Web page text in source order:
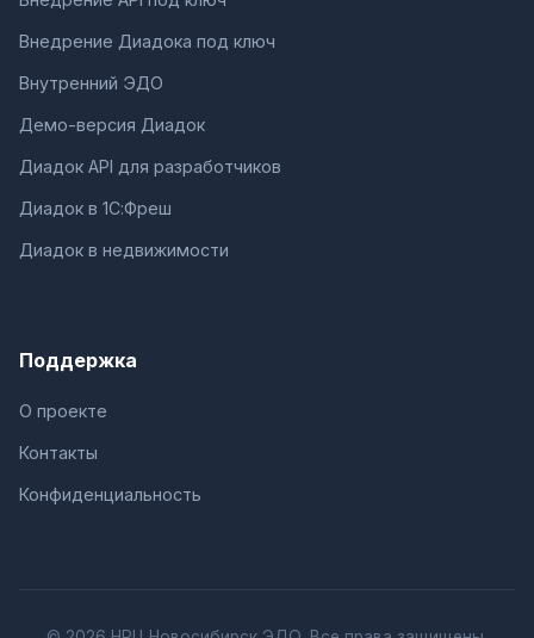
Внедрение Диадока под ключ
Внутренний ЭДО
Демо-версия Диадок
Диадок API для разработчиков
Диадок в 1С:Фреш
Диадок в недвижимости
Поддержка
О проекте
Контакты
Конфиденциальность